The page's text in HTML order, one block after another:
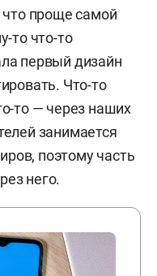
что проще самой
то что-то
первый дизайн
Что-то
то — через наших
занимается
поэтому часть
него.